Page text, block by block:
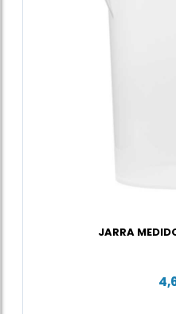
JARRA